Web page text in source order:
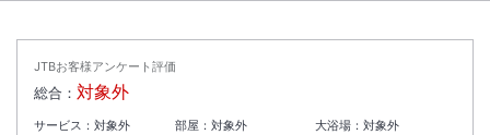
JTBお客様アンケート評価
総合： 対象外
サービス： 対象外 部屋： 対象外 大浴場：対象外